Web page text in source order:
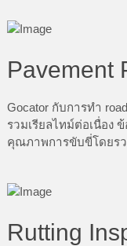
Pavement
Gocator กับการทำ
รวมเรียลไทม์ต่อเนื่อง
คุณภาพการขับขี่โดยร
Rutting